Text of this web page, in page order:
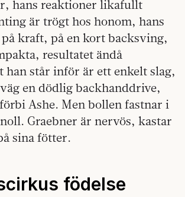
hans reaktioner likafullt
är trögt hos honom, hans
kraft, på en kort backsving,
resultatet ändå
han står inför är ett enkelt slag,
en dödlig backhanddrive,
Ashe. Men bollen fastnar i
Graebner är nervös, kastar
sina fötter.
födelse